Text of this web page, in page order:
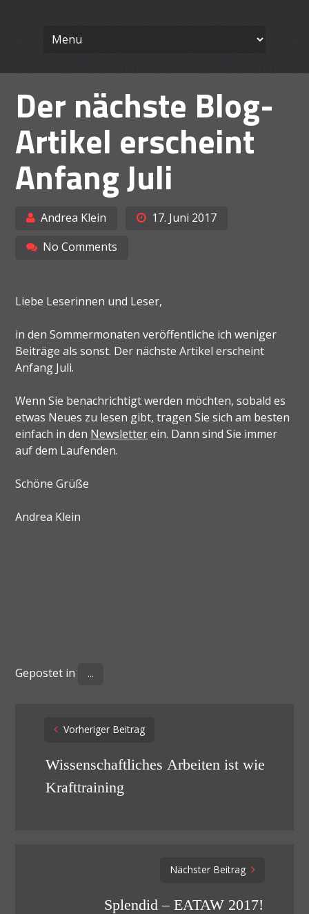
Arbeiten
Der nächste Blog-
Artikel erscheint
Anfang Juli
Andrea Klein
17. Juni 2017
No Comments
Liebe Leserinnen und Leser,
in den Sommermonaten veröffentliche ich weniger
Beiträge als sonst. Der nächste Artikel erscheint
Anfang Juli.
Wenn Sie benachrichtigt werden möchten, sobald es
etwas Neues zu lesen gibt, tragen Sie sich am besten
einfach in den Newsletterein. Dann sind Sie immer
auf dem Laufenden.
Schöne Grüße
Andrea Klein
Gepostet in ...
Post
navigation
Vorheriger Beitrag
Wissenschaftliches Arbeiten ist wie
Krafttraining
Nächster Beitrag
Splendid – EATAW 2017!